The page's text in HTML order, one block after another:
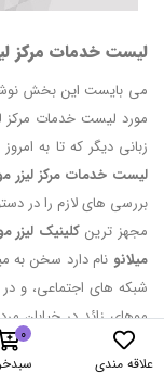
علاقه مندی
0
لیست خدمات مرکز
می بایست این بخش
مورد لیست خدمات مرکز
زبانی دیگر که تا به
لیست خدمات مرکز لیزر
بررسی های لازم را در
مجهز ترین کلینیک لیزر
میلانو نام دارد سخن به
شبکه های اجتماعی، و در
موهای زائد در خیابان
نشان دهند به همگان
فراهم آورند برای